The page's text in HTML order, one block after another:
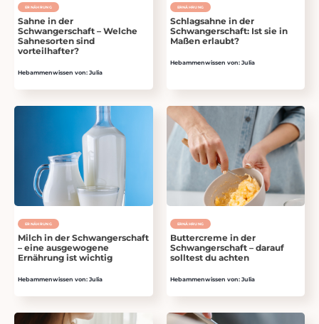
ERNÄHRUNG
Sahne in der
Schwangerschaft – Welche
Sahnesorten sind
vorteilhafter?
Hebammenwissen von: Julia
ERNÄHRUNG
Schlagsahne in der
Schwangerschaft: Ist sie in
Maßen erlaubt?
Hebammenwissen von: Julia
ERNÄHRUNG
Milch in der Schwangerschaft
– eine ausgewogene
Ernährung ist wichtig
Hebammenwissen von: Julia
ERNÄHRUNG
Buttercreme in der
Schwangerschaft – darauf
solltest du achten
Hebammenwissen von: Julia